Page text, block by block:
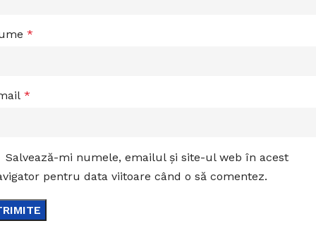
*
*
Salvează-mi numele, emailul și site-ul web în acest
pentru data viitoare când o să comentez.